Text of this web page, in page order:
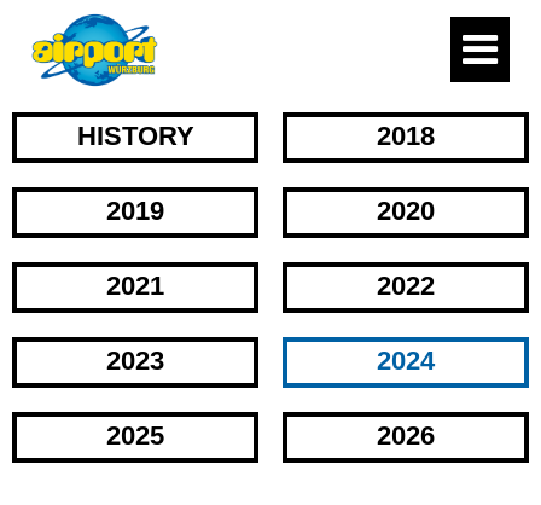
HISTORY 2018
2019 2020
2021 2022
2023 2024
2025 2026